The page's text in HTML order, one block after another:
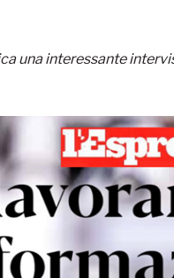
una interessante